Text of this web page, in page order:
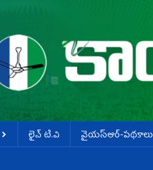
లైవ్ టి.వి వైయస్ఆర్-పథకాలు